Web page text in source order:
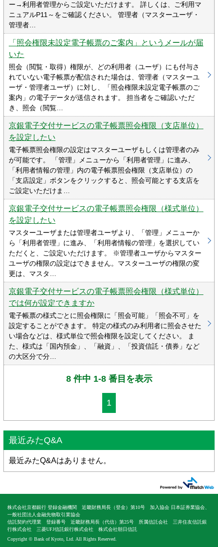
ー→利用者管理からご設定いただけます。 詳しくは、ご利用マ
ニュアルP11～をご確認ください。 管理者（マスターユーザ・
管理者…
「照会権限未設定電子帳票のご案内」というメールが届
いた
照会（閲覧・取得）権限が、どの利用者（ユーザ）にも付与さ
れていない電子帳票が配信された場合は、管理者（マスターユ
ーザ・管理者ユーザ）に対し、「照会権限未設定電子帳票のご
案内」の電子データが送信されます。 担当者をご確認いただ
き、照会（閲覧…
京銀電子交付サービスの電子帳票照会権限（支店単位）
を設定したい
電子帳票照会権限の設定はマスターユーザもしくは管理者のみ
が可能です。 「管理」メニューから「利用者管理」に進み、
「利用者情報の管理」内の電子帳票照会権限（支店単位）の
「支店設定」ボタンをクリックすると、照会可能とする支店を
ご設定いただけま…
京銀電子交付サービスの電子帳票照会権限（様式単位）
を設定したい
マスターユーザまたは管理者ユーザより、「管理」メニューか
ら「利用者管理」に進み、「利用者情報の管理」を選択してい
ただくと、ご設定いただけます。 ※管理者ユーザからマスター
ユーザの権限の設定はできません。マスターユーザの権限の変
更は、マスタ…
京銀電子交付サービスの電子帳票照会権限（様式単位）
では何が設定できますか
電子帳票の様式ごとに照会権限に「照会可能」「照会不可」を
設定することができます。 特定の様式のみ利用者に照会させた
い場合などは、様式単位で照会権限を設定してください。 ま
た、様式は「国内預金」、「融資」、「投資信託・債券」など
の大区分で分…
8 件中 1-8 番目を表示
1
最近みたQ&A
最近みたQ&Aはありません。
株式会社京都銀行 登録金融機関 近畿財務局長（登金）第10号 加入協会 日本証券業協会、
一般社団法人金融先物取引業協会
信託契約代理業 登録番号 近畿財務局長（代信）第25号 所属信託会社 三井住友信託銀
行株式会社 三菱UFJ信託銀行株式会社 株式会社朝日信託
Copyright © Bank of Kyoto, Ltd. All Rights Reserved.